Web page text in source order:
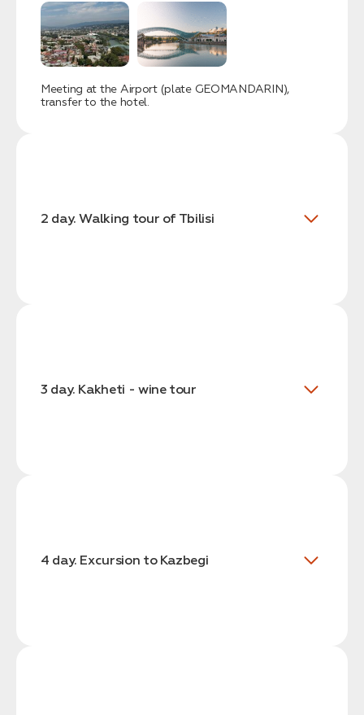
Meeting at the Airport (plate GEOMANDARIN),
transfer to the hotel.
2 day. Walking tour of Tbilisi
3 day. Kakheti - wine tour
4 day. Excursion to Kazbegi
отправлена!